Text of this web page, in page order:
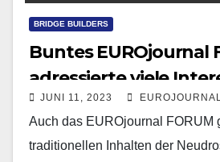
BRIDGE BUILDERS
Buntes EUROjournal
adressierte viele
JUNI 11, 2023
Auch das EUROjournal FORUM
traditionellen Inhalten der